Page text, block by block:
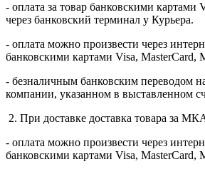
- оплата за товар банковскими
через банковский терминал у Курьера.
- оплата можно произвести через
банковскими картами Visa, MasterСard,
- безналичным банковским переводом
компании, указанном в выставленном
2. При доставке доставка товара за
- оплата можно произвести через
банковскими картами Visa, MasterСard,